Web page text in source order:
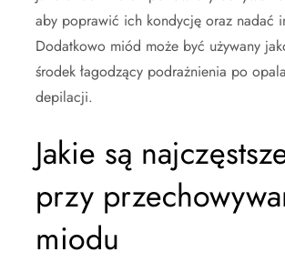
aby poprawić ich kondycję oraz nadać
Dodatkowo miód może być używany
środek łagodzący podrażnienia po
depilacji.
Jakie są
przy
miodu